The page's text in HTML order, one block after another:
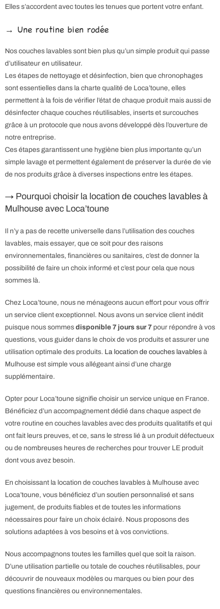
Elles s’accordent avec toutes les tenues que portent votre enfant.
→ Une routine bien rodée
Nos couches lavables sont bien plus qu’un simple produit qui passe
d’utilisateur en utilisateur.
Les étapes de nettoyage et désinfection, bien que chronophages
sont essentielles dans la charte qualité de Loca’toune, elles
permettent à la fois de vérifier l’état de chaque produit mais aussi de
désinfecter chaque couches réutilisables, inserts et surcouches
grâce à un protocole que nous avons développé dès l’ouverture de
notre entreprise.
Ces étapes garantissent une hygiène bien plus importante qu’un
simple lavage et permettent également de préserver la durée de vie
de nos produits grâce à diverses inspections entre les étapes.
→ Pourquoi choisir la location de couches lavables à
Mulhouse avec Loca’toune
Il n’y a pas de recette universelle dans l’utilisation des couches
lavables, mais essayer, que ce soit pour des raisons
environnementales, financières ou sanitaires, c’est de donner la
possibilité de faire un choix informé et c’est pour cela que nous
sommes là.
Chez Loca’toune, nous ne ménageons aucun effort pour vous offrir
un service client exceptionnel. Nous avons un service client inédit
puisque nous sommes disponible 7 jours sur 7 pour répondre à vos
questions, vous guider dans le choix de vos produits et assurer une
utilisation optimale des produits. La location de couches lavables à
Mulhouse est simple vous allégeant ainsi d’une charge
supplémentaire.
Opter pour Loca’toune signifie choisir un service unique en France.
Bénéficiez d’un accompagnement dédié dans chaque aspect de
votre routine en couches lavables avec des produits qualitatifs et qui
ont fait leurs preuves, et ce, sans le stress lié à un produit défectueux
ou de nombreuses heures de recherches pour trouver LE produit
dont vous avez besoin.
En choisissant la location de couches lavables à Mulhouse avec
Loca’toune, vous bénéficiez d’un soutien personnalisé et sans
jugement, de produits fiables et de toutes les informations
nécessaires pour faire un choix éclairé. Nous proposons des
solutions adaptées à vos besoins et à vos convictions.
Nous accompagnons toutes les familles quel que soit la raison.
D’une utilisation partielle ou totale de couches réutilisables, pour
découvrir de nouveaux modèles ou marques ou bien pour des
questions financières ou environnementales.